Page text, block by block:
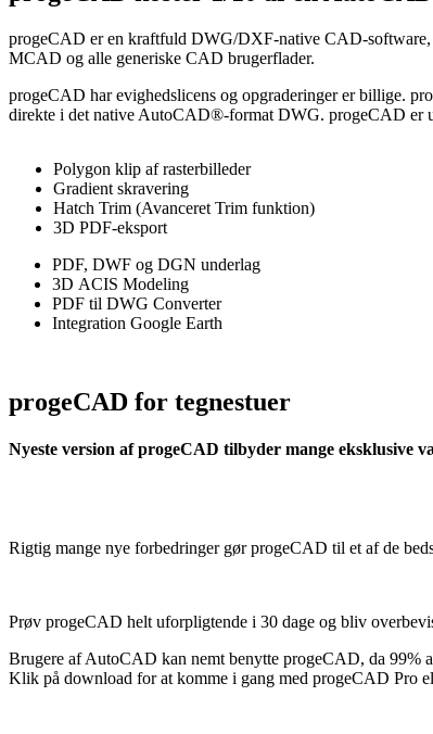
progeCAD er en kraftfuld DWG/DXF-native CAD-
MCAD og alle generiske CAD brugerflader.
progeCAD har evighedslicens og opgraderinger er billige.
direkte i det native AutoCAD®-format DWG. progeCAD er
Polygon klip af rasterbilleder
Gradient skravering
Hatch Trim (Avanceret Trim funktion)
3D PDF-eksport
PDF, DWF og DGN underlag
3D ACIS Modeling
PDF til DWG Converter
Integration Google Earth
progeCAD for tegnestuer
Nyeste version af progeCAD tilbyder mange eksklusive
Rigtig mange nye forbedringer gør progeCAD til et af de
Prøv progeCAD helt uforpligtende i 30 dage og bliv
Brugere af AutoCAD kan nemt benytte progeCAD, da 99%
Klik på download for at komme i gang med progeCAD Pro